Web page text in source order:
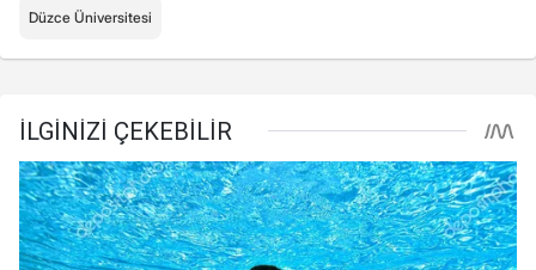
Düzce Üniversitesi